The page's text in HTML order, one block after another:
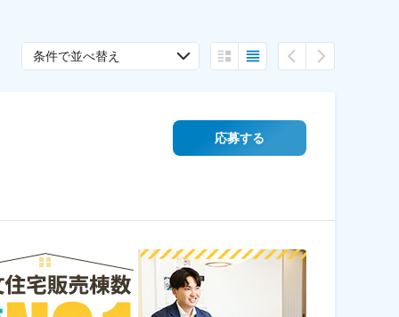
条件で並べ替え
応募する